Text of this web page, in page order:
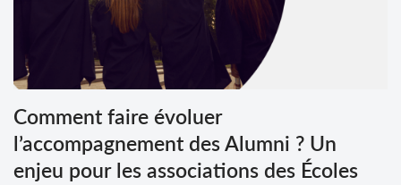
Comment faire évoluer
l’accompagnement des Alumni ? Un
enjeu pour les associations des Écoles